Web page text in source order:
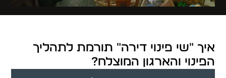
איך "שי פינוי דירה" תורמת לתהליך
הפינוי והארגון המוצלח?